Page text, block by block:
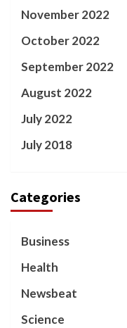
November 2022
October 2022
September 2022
August 2022
July 2022
July 2018
Categories
Business
Health
Newsbeat
Science